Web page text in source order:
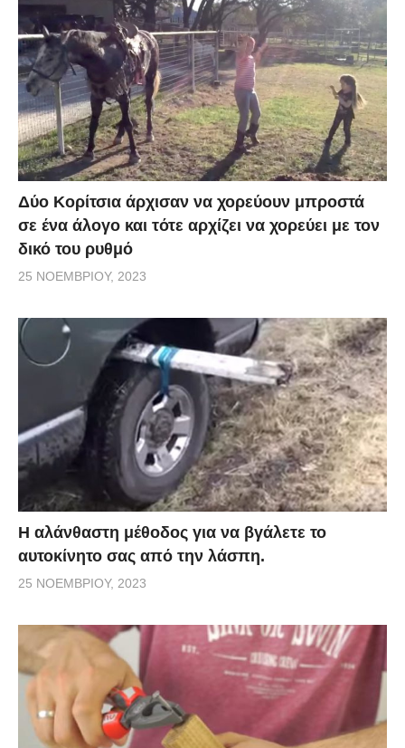
Δύο Κορίτσια άρχισαν να χορεύουν μπροστά
σε ένα άλογο και τότε αρχίζει να χορεύει με τον
δικό του ρυθμό
25 ΝΟΕΜΒΡΊΟΥ, 2023
Η αλάνθαστη μέθοδος για να βγάλετε το
αυτοκίνητο σας από την λάσπη.
25 ΝΟΕΜΒΡΊΟΥ, 2023